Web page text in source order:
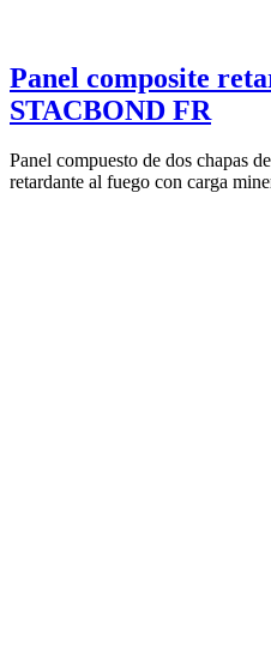
Panel composite
STACBOND FR
Panel compuesto de dos chapas
retardante al fuego con carga